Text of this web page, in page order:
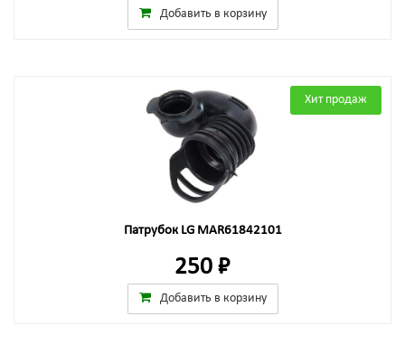
Добавить в корзину
Хит продаж
Патрубок LG MAR61842101
250 ₽
Добавить в корзину